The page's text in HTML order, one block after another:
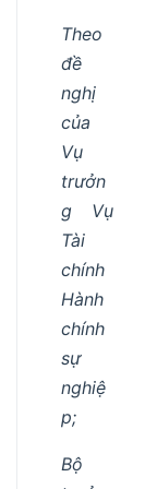
Theo
đề
nghị
của
Vụ
trưởn
g Vụ
Tài
chính
Hành
chính
sự
nghiệ
p;
Bộ